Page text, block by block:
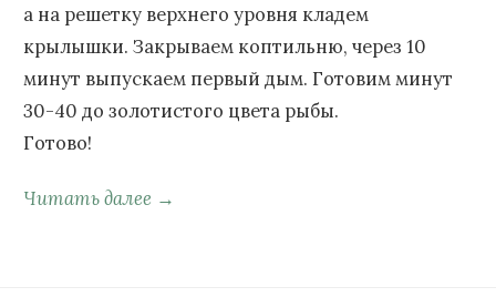
а на решетку верхнего уровня кладем
крылышки. Закрываем коптильню, через 10
минут выпускаем первый дым. Готовим минут
30-40 до золотистого цвета рыбы.
Готово!
Читать далее →